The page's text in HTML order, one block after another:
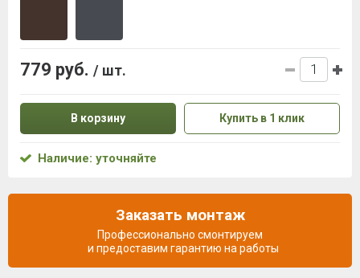
779 руб. / шт.
В корзину Купить в 1 клик
Наличие: уточняйте
Заказать монтаж
Профессионально смонтируем
и предоставим гарантию на работы